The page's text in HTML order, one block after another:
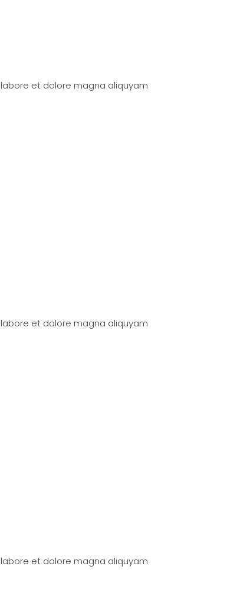
et dolore magna aliquyam
et dolore magna aliquyam
et dolore magna aliquyam